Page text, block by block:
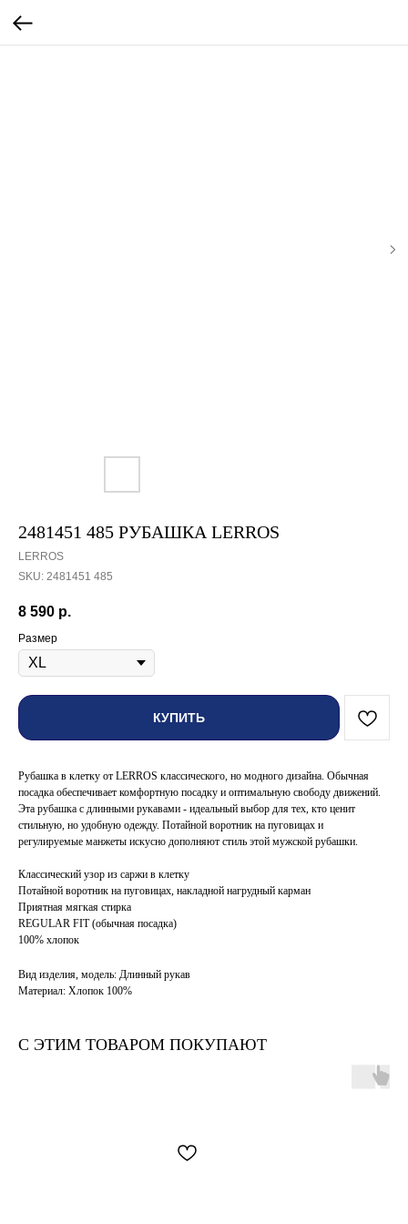
2481451 485 РУБАШКА LERROS
LERROS
SKU: 2481451 485
8 590 р.
Размер
КУПИТЬ
Рубашка в клетку от LERROS классического, но модного дизайна. Обычная
посадка обеспечивает комфортную посадку и оптимальную свободу движений.
Эта рубашка с длинными рукавами - идеальный выбор для тех, кто ценит
стильную, но удобную одежду. Потайной воротник на пуговицах и
регулируемые манжеты искусно дополняют стиль этой мужской рубашки.
Классический узор из саржи в клетку
Потайной воротник на пуговицах, накладной нагрудный карман
Приятная мягкая стирка
REGULAR FIT (обычная посадка)
100% хлопок
Вид изделия, модель: Длинный рукав
Материал: Хлопок 100%
С ЭТИМ ТОВАРОМ ПОКУПАЮТ